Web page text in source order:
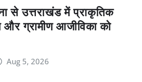
से उत्तराखंड में प्राकृतिक
ग्रामीण आजीविका को
Aug 5, 2026